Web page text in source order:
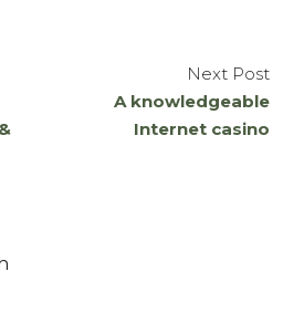
Next Post
A knowledgeable
Internet casino